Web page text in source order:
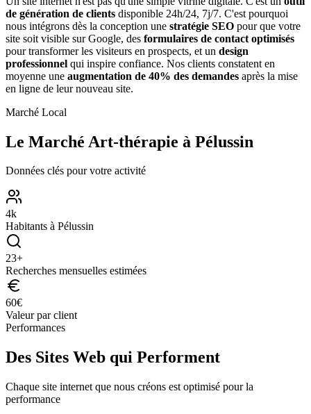
de génération de clients disponible 24h/24, 7j/7. C'est pourquoi
nous intégrons dès la conception une stratégie SEO pour que votre
site soit visible sur Google, des formulaires de contact optimisés
pour transformer les visiteurs en prospects, et un design
professionnel qui inspire confiance. Nos clients constatent en
moyenne une augmentation de 40% des demandes après la mise
en ligne de leur nouveau site.
Marché Local
Le Marché Art-thérapie à Pélussin
Données clés pour votre activité
4k
Habitants à Pélussin
23+
Recherches mensuelles estimées
60€
Valeur par client
Performances
Des Sites Web qui Performent
Chaque site internet que nous créons est optimisé pour la
performance